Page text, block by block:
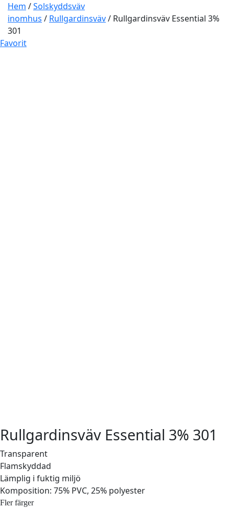
Hem /Solskyddsväv
inomhus / Rullgardinsväv/ Rullgardinsväv Essential 3%
301
Favorit
Rullgardinsväv Essential 3% 301
Transparent
Flamskyddad
Lämplig i fuktig miljö
Komposition: 75% PVC, 25% polyester
Fler färger